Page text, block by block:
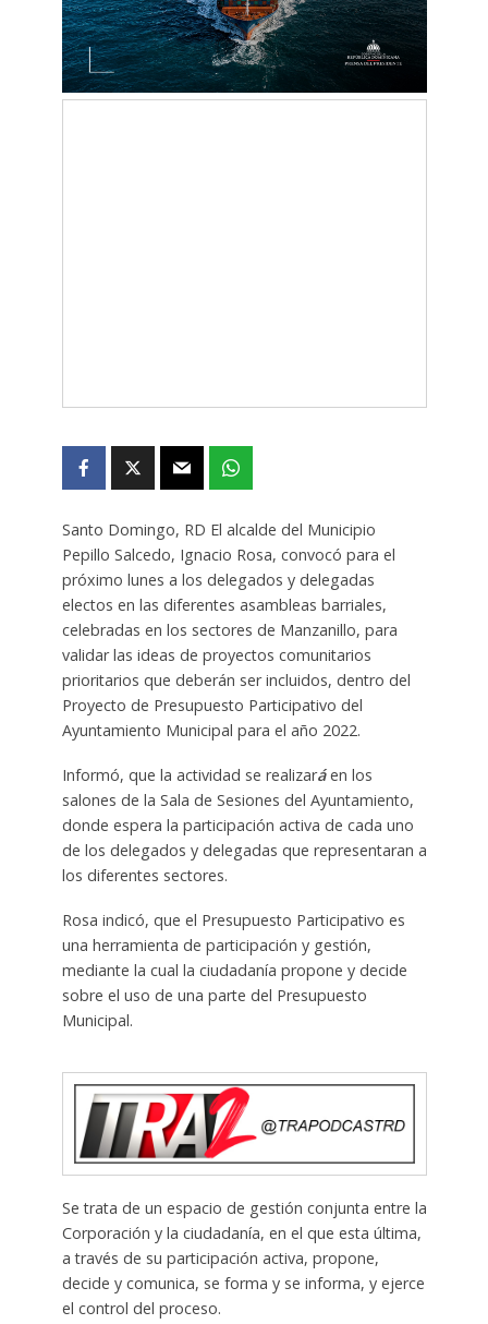
Santo Domingo, RD El alcalde del Municipio
Pepillo Salcedo, Ignacio Rosa, convocó para el
próximo lunes a los delegados y delegadas
electos en las diferentes asambleas barriales,
celebradas en los sectores de Manzanillo, para
validar las ideas de proyectos comunitarios
prioritarios que deberán ser incluidos, dentro del
Proyecto de Presupuesto Participativo del
Ayuntamiento Municipal para el año 2022.
Informó, que la actividad se realizaráen los
salones de la Sala de Sesiones del Ayuntamiento,
donde espera la participación activa de cada uno
de los delegados y delegadas que representaran a
los diferentes sectores.
Rosa indicó, que el Presupuesto Participativo es
una herramienta de participación y gestión,
mediante la cual la ciudadanía propone y decide
sobre el uso de una parte del Presupuesto
Municipal.
Se trata de un espacio de gestión conjunta entre la
Corporación y la ciudadanía, en el que esta última,
a través de su participación activa, propone,
decide y comunica, se forma y se informa, y ejerce
el control del proceso.